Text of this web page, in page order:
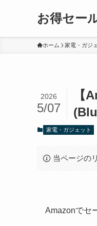
お得セー
ホーム 家電・ガジ
【
2026
5/07
家電・ガジェット
当ページの
Amazonでセ